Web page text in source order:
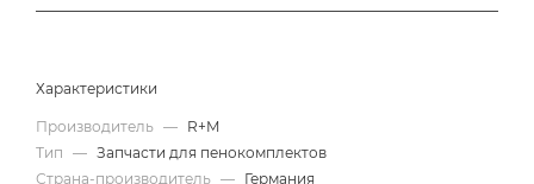
Характеристики
Производитель — R+M
Тип — Запчасти для пенокомплектов
Страна-производитель — Германия